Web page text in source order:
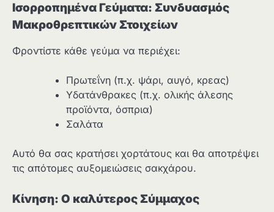
Ισορροπημένα Γεύματα: Συνδυασμός
Μακροθρεπτικών Στοιχείων
Φροντίστε κάθε γεύμα να περιέχει:
Πρωτεΐνη (π.χ. ψάρι, αυγό, κρεας)
Υδατάνθρακες (π.χ. ολικής άλεσης
προϊόντα, όσπρια)
Σαλάτα
Αυτό θα σας κρατήσει χορτάτους και θα αποτρέψει
τις απότομες αυξομειώσεις σακχάρου.
Κίνηση: Ο καλύτερος Σύμμαχος